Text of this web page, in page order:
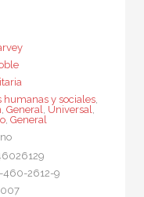
humanas y sociales,
General Universal
, General
2612-9